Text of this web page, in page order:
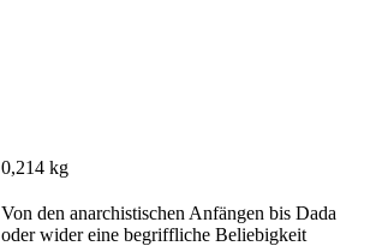
0,214 kg
Von den anarchistischen Anfängen bis Dada
oder wider eine begriffliche Beliebigkeit